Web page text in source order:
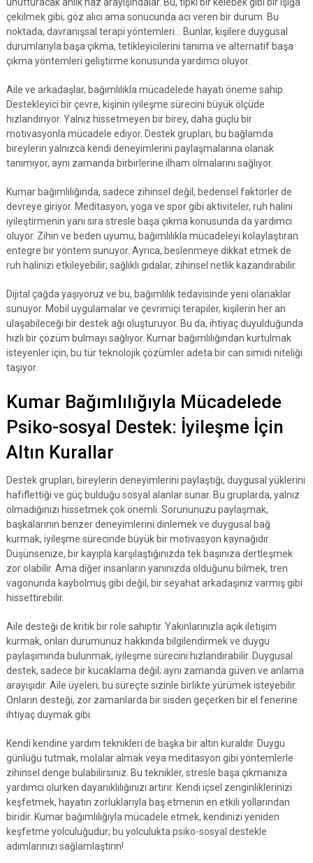
çekilmek gibi; göz alıcı ama sonucunda acı veren bir durum. Bu
noktada, davranışsal terapi yöntemleri… Bunlar, kişilere duygusal
durumlarıyla başa çıkma, tetikleyicilerini tanıma ve alternatif başa
çıkma yöntemleri geliştirme konusunda yardımcı oluyor.
Aile ve arkadaşlar, bağımlılıkla mücadelede hayati öneme sahip.
Destekleyici bir çevre, kişinin iyileşme sürecini büyük ölçüde
hızlandırıyor. Yalnız hissetmeyen bir birey, daha güçlü bir
motivasyonla mücadele ediyor. Destek grupları, bu bağlamda
bireylerin yalnızca kendi deneyimlerini paylaşmalarına olanak
tanımıyor, aynı zamanda birbirlerine ilham olmalarını sağlıyor.
Kumar bağımlılığında, sadece zihinsel değil, bedensel faktörler de
devreye giriyor. Meditasyon, yoga ve spor gibi aktiviteler, ruh halini
iyileştirmenin yanı sıra stresle başa çıkma konusunda da yardımcı
oluyor. Zihin ve beden uyumu, bağımlılıkla mücadeleyi kolaylaştıran
entegre bir yöntem sunuyor. Ayrıca, beslenmeye dikkat etmek de
ruh halinizi etkileyebilir; sağlıklı gıdalar, zihinsel netlik kazandırabilir.
Dijital çağda yaşıyoruz ve bu, bağımlılık tedavisinde yeni olanaklar
sunuyor. Mobil uygulamalar ve çevrimiçi terapiler, kişilerin her an
ulaşabileceği bir destek ağı oluşturuyor. Bu da, ihtiyaç duyulduğunda
hızlı bir çözüm bulmayı sağlıyor. Kumar bağımlılığından kurtulmak
isteyenler için, bu tür teknolojik çözümler adeta bir can simidi niteliği
taşıyor.
Kumar Bağımlılığıyla Mücadelede
Psiko-sosyal Destek: İyileşme İçin
Altın Kurallar
Destek grupları, bireylerin deneyimlerini paylaştığı, duygusal yüklerini
hafiflettiği ve güç bulduğu sosyal alanlar sunar. Bu gruplarda, yalnız
olmadığınızı hissetmek çok önemli. Sorununuzu paylaşmak,
başkalarının benzer deneyimlerini dinlemek ve duygusal bağ
kurmak, iyileşme sürecinde büyük bir motivasyon kaynağıdır.
Düşünsenize, bir kayıpla karşılaştığınızda tek başınıza dertleşmek
zor olabilir. Ama diğer insanların yanınızda olduğunu bilmek, tren
vagonunda kaybolmuş gibi değil, bir seyahat arkadaşınız varmış gibi
hissettirebilir.
Aile desteği de kritik bir role sahiptir. Yakınlarınızla açık iletişim
kurmak, onları durumunuz hakkında bilgilendirmek ve duygu
paylaşımında bulunmak, iyileşme sürecini hızlandırabilir. Duygusal
destek, sadece bir kucaklama değil; aynı zamanda güven ve anlama
arayışıdır. Aile üyeleri, bu süreçte sizinle birlikte yürümek isteyebilir.
Onların desteği, zor zamanlarda bir sisden geçerken bir el fenerine
ihtiyaç duymak gibi.
Kendi kendine yardım teknikleri de başka bir altın kuraldır. Duygu
günlüğü tutmak, molalar almak veya meditasyon gibi yöntemlerle
zihinsel denge bulabilirsiniz. Bu teknikler, stresle başa çıkmanıza
yardımcı olurken dayanıklılığınızı artırır. Kendi içsel zenginliklerinizi
keşfetmek, hayatın zorluklarıyla baş etmenin en etkili yollarından
biridir. Kumar bağımlılığıyla mücadele etmek, kendinizi yeniden
keşfetme yolculuğudur; bu yolculukta psiko-sosyal destekle
adımlarınızı sağlamlaştırın!